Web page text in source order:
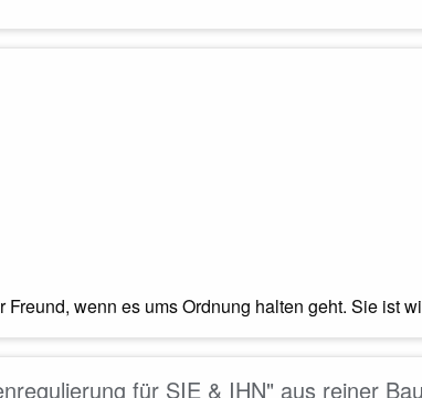
wenn es ums Ordnung halten geht. Sie ist
für SIE & IHN" aus reiner